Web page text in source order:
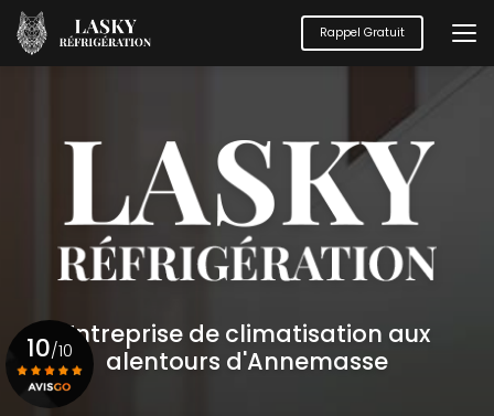
Aller
au
contenu
principal
Rappel Gratuit
Entreprise de climatisation aux
alentours d'Annemasse
10/10